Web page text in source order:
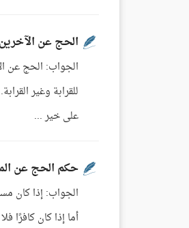
الحج عن
الجواب: الحج عن
للقرابة وغير
على خير ...
حكم الحج عن
الجواب: إذا كان
أما إذا كان كافرًا فلا يحج عنه[1]. من أسئلة دروس بلوغ المرام.